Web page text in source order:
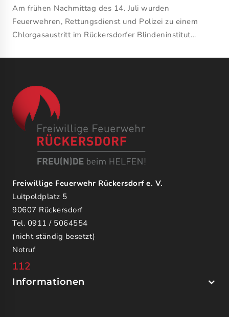
Am frühen Nachmittag des 14. Juli wurden
Feuerwehren, Rettungsdienst und Polizei zu einem
Chlorgasaustritt im Rückersdorfer Blindeninstitut…
Freiwillige Feuerwehr Rückersdorf e. V.
Luitpoldplatz 5
90607 Rückersdorf
Tel. 0911 / 5064554
(nicht ständig besetzt)
Notruf
112
Informationen